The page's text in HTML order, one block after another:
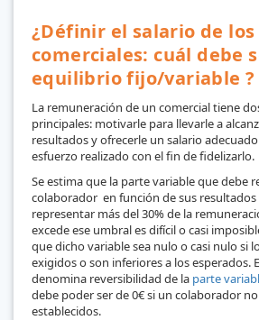
¿Définir el salario de los
comerciales: cuál debe
equilibrio fijo/variable ?
La remuneración de un comercial tiene
principales: motivarle para llevarle a
resultados y ofrecerle un salario
esfuerzo realizado con el fin de fidelizarlo.
Se estima que la parte variable que debe
colaborador en función de sus
representar más del 30% de la
excede ese umbral es difícil o casi
que dicho variable sea nulo o casi nulo si
exigidos o son inferiores a los esperados.
denomina reversibilidad de la parte
debe poder ser de 0€ si un colaborador
establecidos.